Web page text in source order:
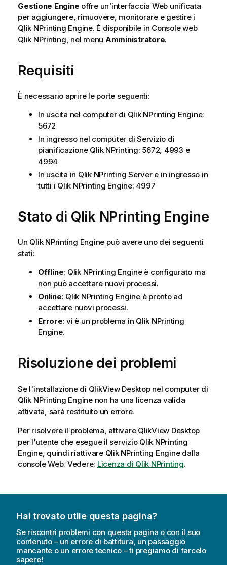
Gestione Engine offre un'interfaccia Web unificata
per aggiungere, rimuovere, monitorare e gestire i
Qlik NPrinting Engine. È disponibile in Console web
Qlik NPrinting , nel menu Amministratore.
Requisiti
È necessario aprire le porte seguenti:
In uscita nel computer di Qlik NPrinting Engine:
5672
In ingresso nel computer di Servizio di
pianificazione Qlik NPrinting: 5672, 4993 e
4994
In uscita in Qlik NPrinting Servere in ingresso in
tutti i Qlik NPrinting Engine: 4997
Stato di Qlik NPrinting Engine
Un Qlik NPrinting Engine può avere uno dei seguenti
stati:
Offline: Qlik NPrinting Engineè configurato ma
non può accettare nuovi processi.
Online: Qlik NPrinting Engineè pronto ad
accettare nuovi processi.
Errore: vi è un problema in Qlik NPrinting
Engine.
Risoluzione dei problemi
Se l'installazione di QlikView Desktopnel computer di
Qlik NPrinting Enginenon ha una licenza valida
attivata, sarà restituito un errore.
Per risolvere il problema, attivare QlikView Desktop
per l'utente che esegue il servizio Qlik NPrinting
Engine, quindi riattivare Qlik NPrinting Enginedalla
console Web. Vedere: Licenza di Qlik NPrinting.
Hai trovato utile questa pagina?
Se riscontri problemi con questa pagina o con il suo
contenuto – un errore di battitura, un passaggio
mancante o un errore tecnico – ti pregiamo di farcelo
sapere!